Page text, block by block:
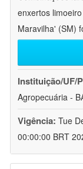
enxertos
Maravilha' (SM)
Instituição/UF/
Agropecuária -
Vigência: Tue
00:00:00 BRT